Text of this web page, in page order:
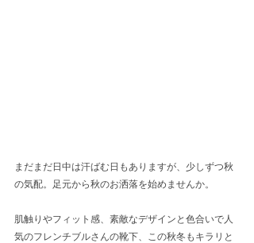
まだまだ日中は汗ばむ日もありますが、少しずつ秋
の気配。足元から秋のお洒落を始めませんか。
肌触りやフィット感、素敵なデザインと色合いで人
気のフレンチブルさんの靴下、この秋冬もキラリと